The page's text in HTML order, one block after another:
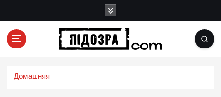
Подозрения и факты преступных действий в
Домашняя